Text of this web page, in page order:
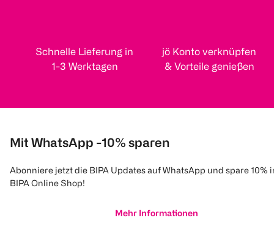
Schnelle Lieferung in
1-3 Werktagen
jö Konto verknüpfen
& Vorteile genießen
Mit WhatsApp -10% sparen
Abonniere jetzt die BIPA Updates auf WhatsApp und spare 10%
BIPA Online Shop!
Mehr Informationen